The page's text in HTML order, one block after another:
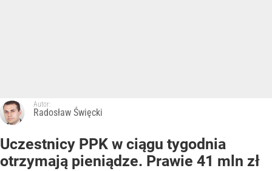
Autor:
Radosław Święcki
Uczestnicy PPK w ciągu tygodnia
otrzymają pieniądze. Prawie 41 mln zł